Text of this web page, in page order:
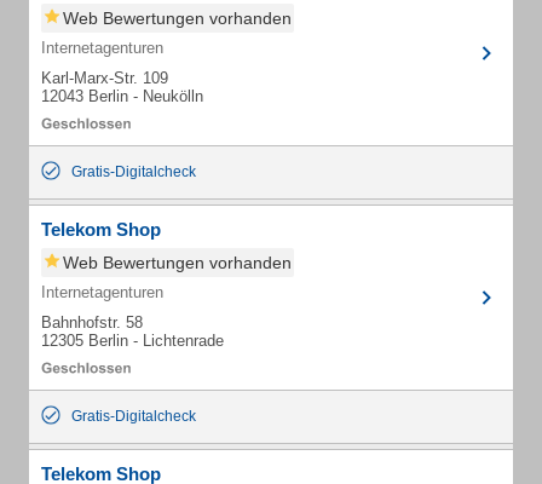
Web Bewertungen vorhanden
Internetagenturen
Karl-Marx-Str. 109
12043 Berlin - Neukölln
Gratis-Digitalcheck
Telekom Shop
Web Bewertungen vorhanden
Internetagenturen
Bahnhofstr. 58
12305 Berlin - Lichtenrade
Gratis-Digitalcheck
Telekom Shop